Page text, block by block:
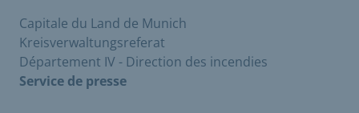
Capitale du Land de Munich
Kreisverwaltungsreferat
Département IV - Direction des incendies
Service de presse